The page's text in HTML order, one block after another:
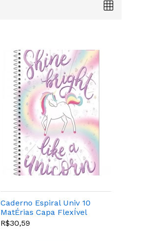
Caderno Espiral Univ 10
MatÉrias Capa FlexÍvel
200fls Neon Verde - Pct
R$30,59